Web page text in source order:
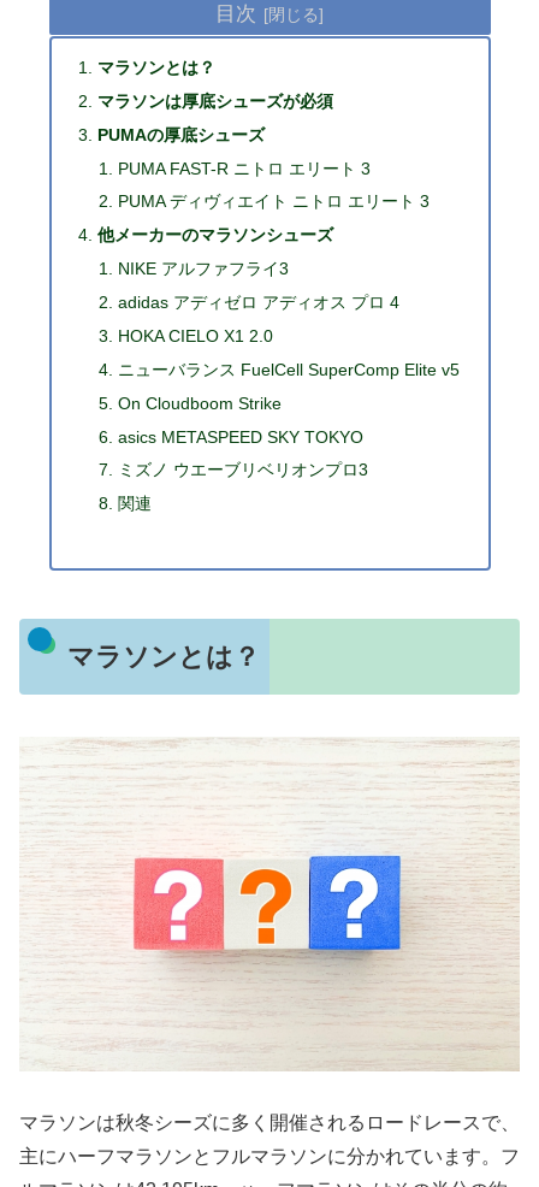
目次
マラソンとは？
マラソンは厚底シューズが必須
PUMAの厚底シューズ
PUMA FAST-R ニトロ エリート 3
PUMA ディヴィエイト ニトロ エリート 3
他メーカーのマラソンシューズ
NIKE アルファフライ3
adidas アディゼロ アディオス プロ 4
HOKA CIELO X1 2.0
ニューバランス FuelCell SuperComp Elite v5
On Cloudboom Strike
asics METASPEED SKY TOKYO
ミズノ ウエーブリベリオンプロ3
関連
マラソンとは？
マラソンは秋冬シーズに多く開催されるロードレースで、
主にハーフマラソンとフルマラソンに分かれています。フ